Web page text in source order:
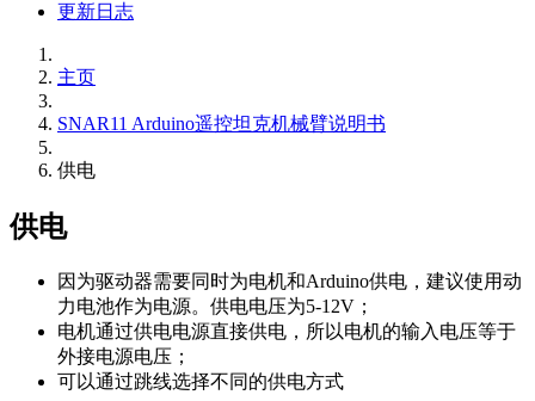
更新日志
主页
SNAR11 Arduino遥控坦克机械臂说明书
供电
供电
因为驱动器需要同时为电机和Arduino供电，建议使用动
力电池作为电源。供电电压为5-12V；
电机通过供电电源直接供电，所以电机的输入电压等于
外接电源电压；
可以通过跳线选择不同的供电方式